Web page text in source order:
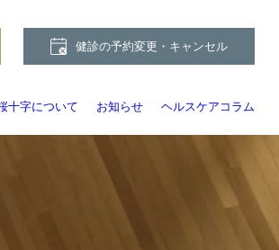
十字について お知らせ ヘルスケアコラム
健診の予約変更・キャンセル